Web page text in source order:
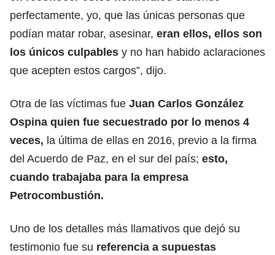
perfectamente, yo, que las únicas personas que
podían matar robar, asesinar, eran ellos, ellos son
los únicos culpables y no han habido aclaraciones
que acepten estos cargos”, dijo.
Otra de las víctimas fue Juan Carlos González
Ospina quien fue secuestrado por lo menos 4
veces, la última de ellas en 2016, previo a la firma
del Acuerdo de Paz, en el sur del país; esto,
cuando trabajaba para la empresa
Petrocombustión.
Uno de los detalles más llamativos que dejó su
testimonio fue su referencia a supuestas